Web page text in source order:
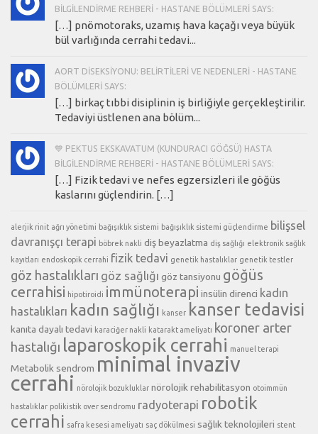
BILGILENDIRME REHBERI - HASTANE BÖLÜMLERI SAYS:
[…] pnömotoraks, uzamış hava kaçağı veya büyük
bül varlığında cerrahi tedavi...
AORT DISEKSIYONU: BELIRTILERI VE NEDENLERI - HASTANE
BÖLÜMLERI SAYS:
[…] birkaç tıbbi disiplinin iş birliğiyle gerçekleştirilir.
Tedaviyi üstlenen ana bölüm...
💙 PEKTUS EKSKAVATUM (KUNDURACI GÖĞSÜ) HASTA
BILGILENDIRME REHBERI - HASTANE BÖLÜMLERI SAYS:
[…] Fizik tedavi ve nefes egzersizleri ile göğüs
kaslarını güçlendirin. […]
alerjik rinit ağrı yönetimi bağışıklık sistemi bağışıklık sistemi güçlendirme bilişsel
davranışçı terapi böbrek nakli diş beyazlatma diş sağlığı elektronik sağlık
kayıtları endoskopik cerrahi fizik tedavi genetik hastalıklar genetik testler
göz hastalıkları göz sağlığı göz tansiyonu göğüs
cerrahisi hipotiroidi immünoterapi insülin direnci kadın
hastalıkları kadın sağlığı kanser kanser tedavisi
kanıta dayalı tedavi karaciğer nakli katarakt ameliyatı koroner arter
hastalığı laparoskopik cerrahi manuel terapi
Metabolik sendrom minimal invaziv
cerrahi nörolojik bozukluklar nörolojik rehabilitasyon otoimmün
hastalıklar polikistik over sendromu radyoterapi robotik
cerrahi safra kesesi ameliyatı saç dökülmesi sağlık teknolojileri stent